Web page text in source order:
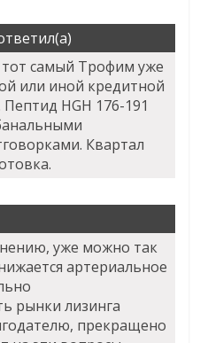
самый Трофим уже
или иной кредитной
HGH 176-191
Квартал
уже можно так
артериальное
рынки лизинга
прекращено